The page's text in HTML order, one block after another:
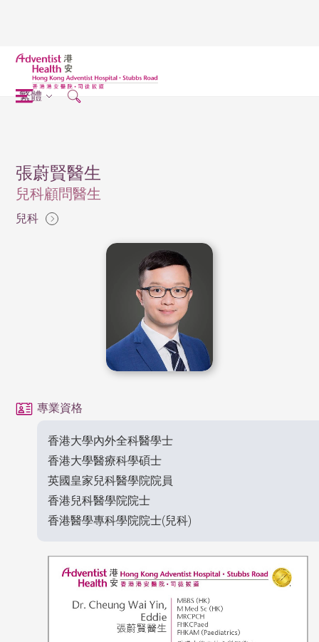
繁體
張蔚賢醫生
兒科顧問醫生
兒科
專業資格
香港大學內外全科醫學士
香港大學醫療科學碩士
英國皇家兒科醫學院院員
香港兒科醫學院院士
香港醫學專科學院院士(兒科)